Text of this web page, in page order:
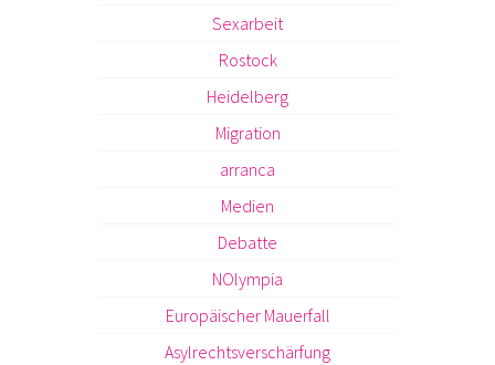
Sexarbeit
Rostock
Heidelberg
Migration
arranca
Medien
Debatte
NOlympia
Europäischer Mauerfall
Asylrechtsverschärfung